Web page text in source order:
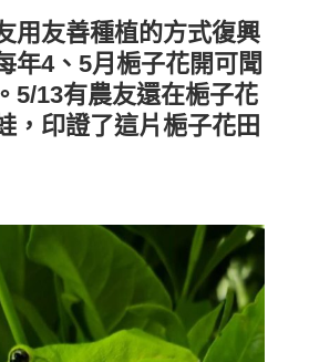
用友善種植的方式復興
年4、5月梔子花開可聞
5/13有農友還在梔子花
，印證了這片梔子花田